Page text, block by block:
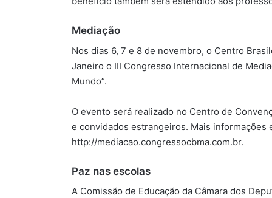
Mediação
Nos dias 6, 7 e 8 de novembro, o Centro
Janeiro o III Congresso Internacional de
Mundo”.
O evento será realizado no Centro de
e convidados estrangeiros. Mais
http://mediacao.congressocbma.com.br.
Paz nas escolas
A Comissão de Educação da Câmara dos